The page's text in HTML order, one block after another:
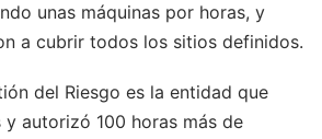
unas máquinas por horas, y
a cubrir todos los sitios definidos.
del Riesgo es la entidad que
autorizó 100 horas más de